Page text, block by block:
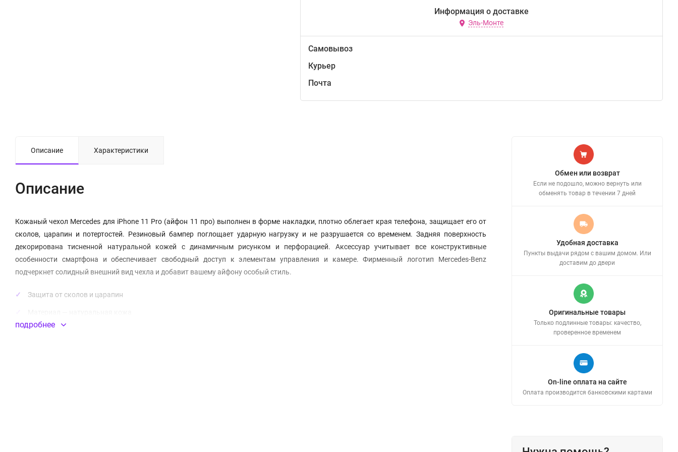
Информация о доставке
Эль-Монте
Самовывоз
Курьер
Почта
Описание Характеристики
Описание
Кожаный чехол Mercedes для iPhone 11 Pro (айфон 11 про) выполнен в форме накладки, плотно облегает края телефона, защищает его от
сколов, царапин и потертостей. Резиновый бампер поглощает ударную нагрузку и не разрушается со временем. Задняя поверхность
декорирована тисненной натуральной кожей с динамичным рисунком и перфорацией. Аксессуар учитывает все конструктивные
особенности смартфона и обеспечивает свободный доступ к элементам управления и камере. Фирменный логотип Mercedes-Benz
подчеркнет солидный внешний вид чехла и добавит вашему айфону особый стиль.
Защита от сколов и царапин
Бренд —
подробнее
Обмен или возврат
Если не подошло, можно вернуть или
обменять товар в течении 7 дней
Удобная доставка
Пункты выдачи рядом с вашим домом. Или
доставим до двери
Оригинальные товары
Только подлинные товары: качество,
проверенное временем
On-line оплата на сайте
Оплата производится банковскими картами